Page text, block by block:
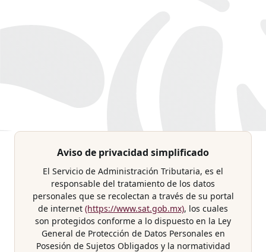
Aviso de privacidad simplificado
El Servicio de Administración Tributaria, es el
responsable del tratamiento de los datos
personales que se recolectan a través de su portal
de internet (https://www.sat.gob.mx), los cuales
son protegidos conforme a lo dispuesto en la Ley
General de Protección de Datos Personales en
Posesión de Sujetos Obligados y la normatividad